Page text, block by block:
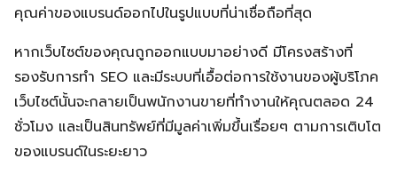
คุณค่าของแบรนด์ออกไปในรูปแบบที่น่าเชื่อถือที่สุด
หากเว็บไซต์ของคุณถูกออกแบบมาอย่างดี มีโครงสร้างที่
รองรับการทำ SEO และมีระบบที่เอื้อต่อการใช้งานของผู้บริโภค
เว็บไซต์นั้นจะกลายเป็นพนักงานขายที่ทำงานให้คุณตลอด 24
ชั่วโมง และเป็นสินทรัพย์ที่มีมูลค่าเพิ่มขึ้นเรื่อยๆ ตามการเติบโต
ของแบรนด์ในระยะยาว